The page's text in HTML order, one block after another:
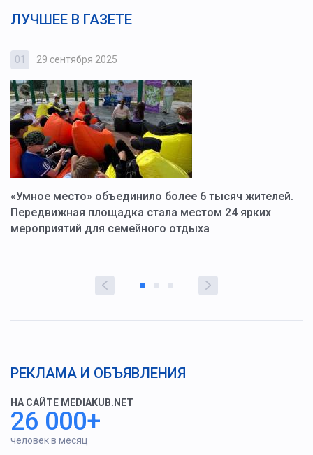
ЛУЧШЕЕ В ГАЗЕТЕ
01 29 сентября 2025
«Умное место» объединило более 6 тысяч жителей.
Передвижная площадка стала местом 24 ярких
мероприятий для семейного отдыха
РЕКЛАМА И ОБЪЯВЛЕНИЯ
НА САЙТЕ MEDIAKUB.NET
26 000+
человек в месяц